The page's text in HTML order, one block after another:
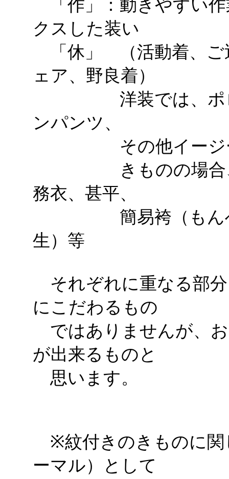
「作」：動きやすい作
クスした装い
「休」 （活動着、ご
ェア、野良着）
洋装では、ポロシ
ンパンツ、
その他イージーウ
きものの場合、着
務衣、甚平、
簡易袴（もんぺ、
生）等
それぞれに重なる部
にこだわるもの
ではありませんが、
が出来るものと
思います。
※紋付きのきものに関
ーマル）として